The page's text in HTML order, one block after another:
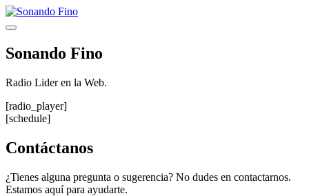
Saltar
al
Menú
Sonando Fino
Radio Lider en la Web.
[radio_player]
[schedule]
Contáctanos
¿Tienes alguna pregunta o sugerencia? No dudes en contactarnos.
Estamos aquí para ayudarte.